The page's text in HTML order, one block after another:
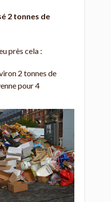
2 tonnes de
près cela :
2 tonnes de
pour 4